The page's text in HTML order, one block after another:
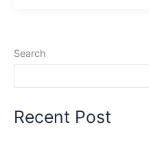
जगह
Places
Search
Recent Post